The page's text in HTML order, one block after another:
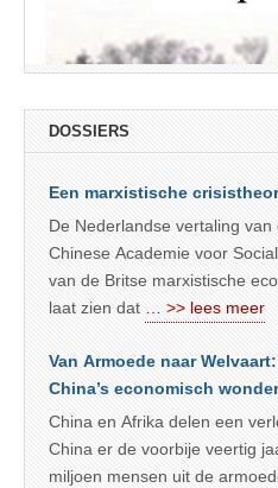
DOSSIERS
Een marxistische
De Nederlandse vertaling
Chinese Academie voor
van de Britse marxistische
laat zien dat … >> lees meer
Van Armoede naar
China’s economisch wonder
China en Afrika delen een
China er de voorbije veertig
miljoen mensen uit de